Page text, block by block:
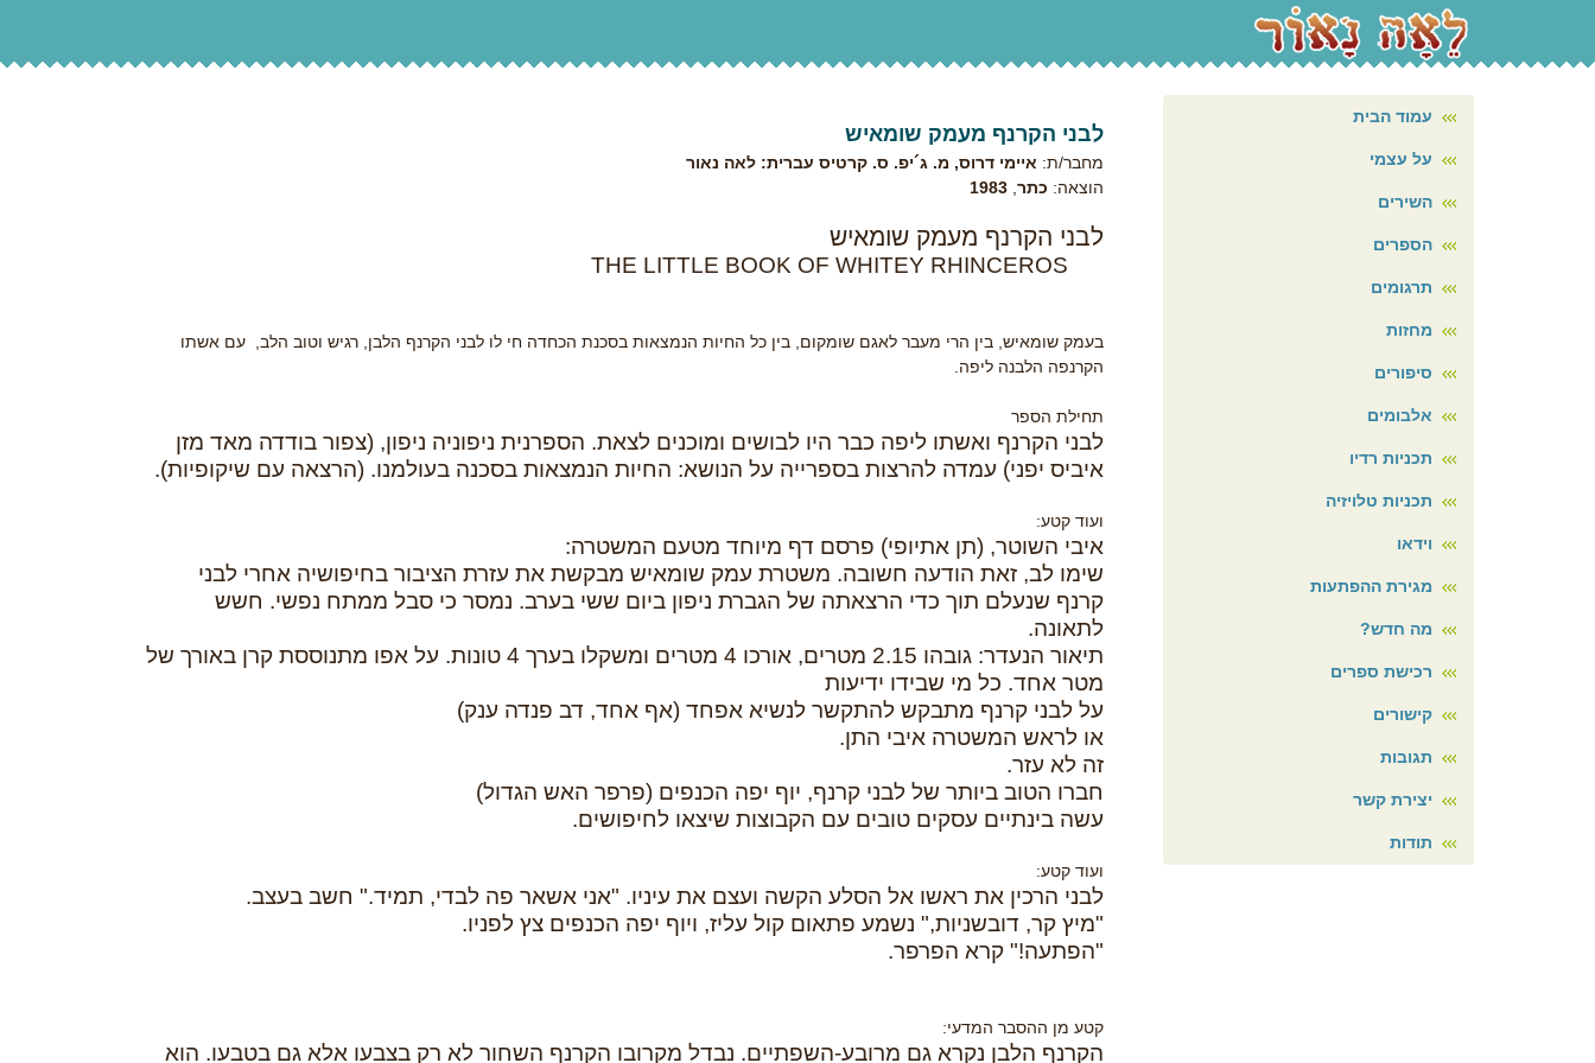
לבני הקרנף מעמק שומאיש
מחבר/ת: איימי דרוס, מ. ג´יפ. ס. קרטיס עברית: לאה נאור
הוצאה: כתר ,
1983
לבני הקרנף מעמק שומאיש
THE LITTLE BOOK OF WHITEY RHINCEROS
בעמק שומאיש, בין הרי מעבר לאגם שומקום, בין כל החיות הנמצאות בסכנת הכחדה חי לו לבני הקרנף הלבן, רגיש וטוב הלב, עם אשתו
הקרנפה הלבנה ליפה.
תחילת הספר
לבני הקרנף ואשתו ליפה כבר היו לבושים ומוכנים לצאת. הספרנית ניפוניה ניפון, (צפור בודדה מאד מזן
איביס יפני) עמדה להרצות בספרייה על הנושא: החיות הנמצאות בסכנה בעולמנו. (הרצאה עם שיקופיות).
ועוד קטע:
איבי השוטר, (תן אתיופי) פרסם דף מיוחד מטעם המשטרה:
שימו לב, זאת הודעה חשובה. משטרת עמק שומאיש מבקשת את עזרת הציבור בחיפושיה אחרי לבני
קרנף שנעלם תוך כדי הרצאתה של הגברת ניפון ביום ששי בערב. נמסר כי סבל ממתח נפשי. חשש
לתאונה.
תיאור הנעדר: גובהו 2.15 מטרים, אורכו 4 מטרים ומשקלו בערך 4 טונות. על אפו מתנוססת קרן באורך של
מטר אחד. כל מי שבידו ידיעות
על לבני קרנף מתבקש להתקשר לנשיא אפחד (אף אחד, דב פנדה ענק)
או לראש המשטרה איבי התן.
זה לא עזר.
חברו הטוב ביותר של לבני קרנף, יוף יפה הכנפים (פרפר האש הגדול)
עשה בינתיים עסקים טובים עם הקבוצות שיצאו לחיפושים.
ועוד קטע:
לבני הרכין את ראשו אל הסלע הקשה ועצם את עיניו. "אני אשאר פה לבדי, תמיד." חשב בעצב.
"מיץ קר, דובשניות," נשמע פתאום קול עליז, ויוף יפה הכנפים צץ לפניו.
"הפתעה!" קרא הפרפר.
קטע מן ההסבר המדעי:
הקרנף הלבן נקרא גם מרובע-השפתיים. נבדל מקרובו הקרנף השחור לא רק בצבעו אלא גם בטבעו. הוא
עמוד הבית
על עצמי
השירים
הספרים
תרגומים
מחזות
סיפורים
אלבומים
תכניות רדיו
תכניות טלויזיה
וידאו
מגירת ההפתעות
מה חדש?
רכישת ספרים
קישורים
תגובות
יצירת קשר
תודות